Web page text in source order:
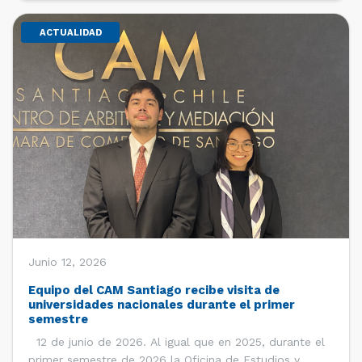
ACTUALIDAD
Junio 12, 2026
Equipo del CAM Santiago recibe visita de
universidades nacionales durante el primer
semestre
12 de junio de 2026. Al igual que en 2025, durante el